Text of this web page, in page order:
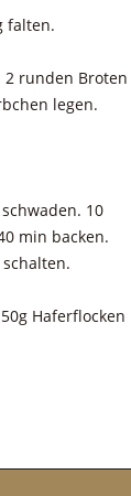
falten.
runden Broten
legen.
10
min backen.
Haferflocken